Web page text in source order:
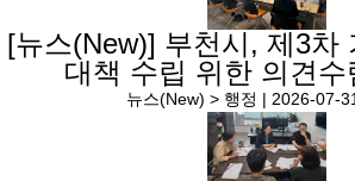
[뉴스(New)] 부천시, 제3차
대책 수립 위한 의견수
뉴스(New) > 행정 | 2026-07-